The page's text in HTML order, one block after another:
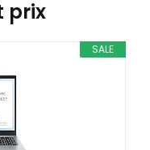
prix
SALE